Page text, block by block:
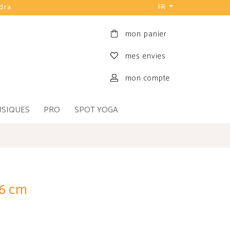
FR
mon panier
mes envies
mon compte
PRO SPOT YOGA
cm